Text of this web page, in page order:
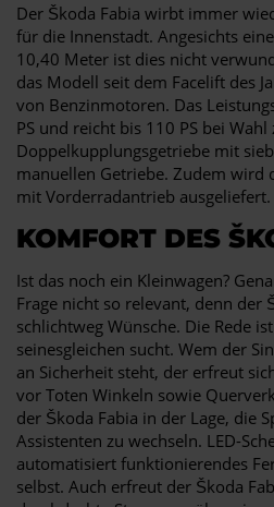
Der Škoda Fabia wirbt immer
für die Innenstadt. Angesichts
10,40 Meter ist dies nicht
das Modell seit dem Facelift des
von Benzinmotoren. Das
PS und reicht bis 110 PS bei
Doppelkupplungsgetriebe mit
manuellen Getriebe. Zudem wird
mit Vorderradantrieb ausgeliefert.
KOMFORT DES
Ist das noch ein Kleinwagen?
Frage nicht so relevant, denn der
schlichtweg Wünsche. Die Rede
seinesgleichen sucht. Wem der
an Sicherheit steht, der erfreut
vor Toten Winkeln sowie
der Škoda Fabia in der Lage, die
Assistenten zu wechseln. LED-
automatisiert funktionierendes
selbst. Auch erfreut der Škoda